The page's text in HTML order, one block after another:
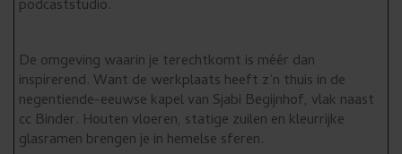
podcaststudio.
De omgeving waarin je terechtkomt is méér dan
inspirerend. Want de werkplaats heeft z’n thuis in de
negentiende-eeuwse kapel van Sjabi Begijnhof, vlak naast
cc Binder. Houten vloeren, statige zuilen en kleurrijke
glasramen brengen je in hemelse sferen.